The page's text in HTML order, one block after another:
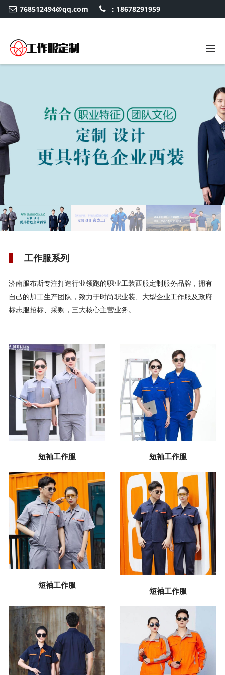
768512494@qq.com ：18678291959
工作服系列
济南服布斯专注打造行业领跑的职业工装西服定制服务品牌，拥有
自己的加工生产团队，致力于时尚职业装、大型企业工作服及政府
标志服招标、采购，三大核心主营业务。
短袖工作服 短袖工作服
短袖工作服
短袖工作服